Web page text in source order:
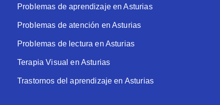
Problemas de aprendizaje en Asturias
Problemas de atención en Asturias
Problemas de lectura en Asturias
Terapia Visual en Asturias
Trastornos del aprendizaje en Asturias